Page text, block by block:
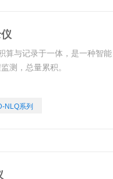
算与记录于一体，是一种智能
测，总量累积。
NLQ系列